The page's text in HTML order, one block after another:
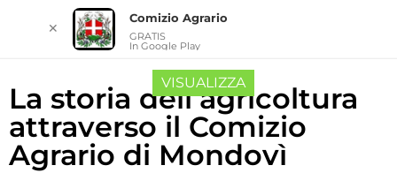
La storia dell’agricoltura
attraverso il Comizio
Agrario di Mondovì
✕
Comizio Agrario
GRATIS
In Google Play
VISUALIZZA